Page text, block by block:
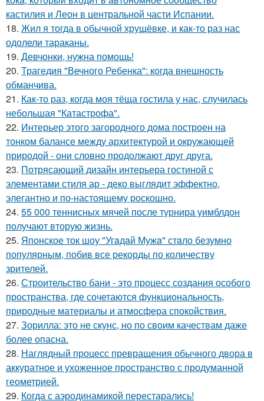
кастилия и Леон в центральной части Испании.
18. Жил я тогда в обычной хрущёвке, и как-то раз нас
одолели тараканы.
19. Девчонки, нужна помощь!
20. Трагедия "Вечного Ребенка": когда внешность
обманчива.
21. Как-то раз, когда моя тёща гостила у нас, случилась
небольшая "Катастрофа".
22. Интерьер этого загородного дома построен на
тонком балансе между архитектурой и окружающей
природой - они словно продолжают друг друга.
23. Потрясающий дизайн интерьера гостиной с
элементами стиля ар - деко выглядит эффектно,
элегантно и по-настоящему роскошно.
24. 55 000 теннисных мячей после турнира уимблдон
получают вторую жизнь.
25. Японское ток шоу "Угaдaй Мужa" стaло безумно
популярным, побив все рекорды по количеству
зрителей.
26. Строительство бани - это процесс создания особого
пространства, где сочетаются функциональность,
природные материалы и атмосфера спокойствия.
27. Зорилла: это не скунс, но по своим качествам даже
более опасна.
28. Наглядный процесс превращения обычного двора в
аккуратное и ухоженное пространство с продуманной
геометрией.
29. Когда с аэродинамикой перестарались!